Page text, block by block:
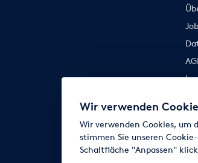
Wir verwenden
Wir verwenden Cookies, um
stimmen Sie unseren
Schaltfläche "Anpassen"